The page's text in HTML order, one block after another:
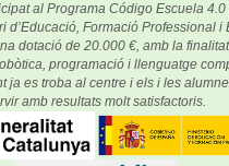
al Programa Código Escuela
d’Educació, Formació Professional i
dotació de 20.000 €, amb la
programació i llenguatge
ja es troba al centre i els i les
amb resultats molt satisfactoris.